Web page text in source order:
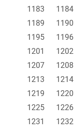
1183
1184
1189
1190
1195
1196
1201
1202
1207
1208
1213
1214
1219
1220
1225
1226
1231
1232